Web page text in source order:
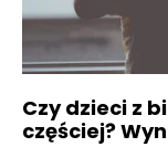
Czy dzieci z
częściej?